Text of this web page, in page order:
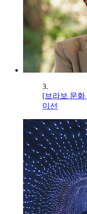
3.
[브라보 문
미선